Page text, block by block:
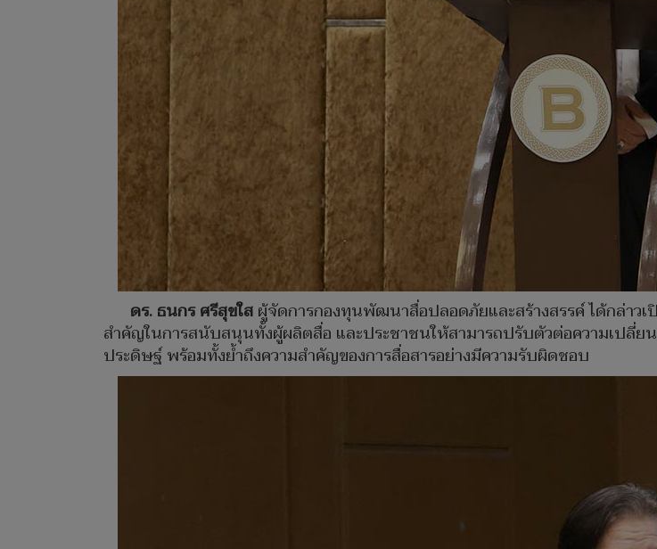
ดร. ธนกร ศรีสุขใสผู้จัดการกองทุนพัฒนาสื่อปลอดภัยและสร้างสรรค์ ได้กล่าว
สำคัญในการสนับสนุนทั้งผู้ผลิตสื่อ และประชาชนให้สามารถปรับตัวต่อความเปลี่
ประดิษฐ์ พร้อมทั้งย้ำถึงความสำคัญของการสื่อสารอย่างมีความรับผิดชอบ